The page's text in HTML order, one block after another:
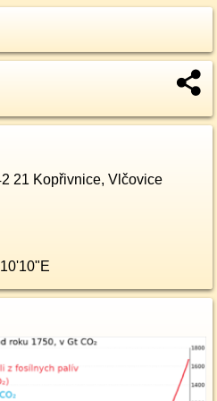
21 Kopřivnice, Vlčovice